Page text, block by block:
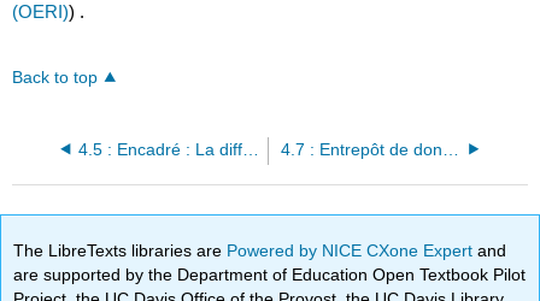
(OERI)) .
Back to top
4.5 : Encadré : La différence entre une base de données et une feuille de calcul
The LibreTexts libraries are Powered by NICE CXone Expertand
are supported by the Department of Education Open Textbook Pilot